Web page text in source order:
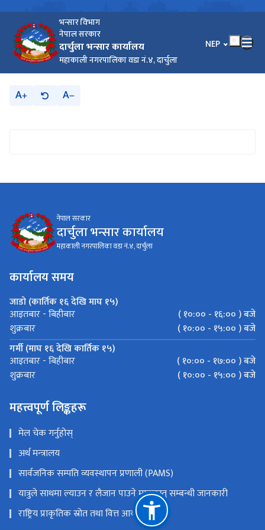
भन्सार विभाग
नेपाल सरकार
दार्चुला भन्सार कार्यालय
महाकाली नगरपालिका वडा नं.४, दार्चुला
भाषा चयन गर्नुहोस्
NEP
A A
नेपाल सरकार
दार्चुला भन्सार कार्यालय
महाकाली नगरपालिका वडा नं.४, दार्चुला
कार्यालय समय
जाडो (कार्तिक १६ देखि माघ १५)
आइतबार - बिहीबार
( १०:०० - १६:०० ) बजे
शुक्रबार
( १०:०० - १५:०० ) बजे
गर्मी (माघ १६ देखि कार्तिक १५)
आइतबार - बिहीबार
( १०:०० - १७:०० ) बजे
शुक्रबार
( १०:०० - १५:०० ) बजे
महत्त्वपूर्ण लिङ्कहरू
मेल चेक गर्नुहोस्
अर्थ म‍‍‍न्‍‍त्रालय
सार्वजनिक सम्पति व्यवस्थापन प्रणाली (PAMS)
यात्रुले साथमा ल्याउन र लैजान पाउने मालवस्तु सम्बन्धी जानकारी
राष्ट्रिय प्राकृतिक स्रोत तथा वित्त आयोग